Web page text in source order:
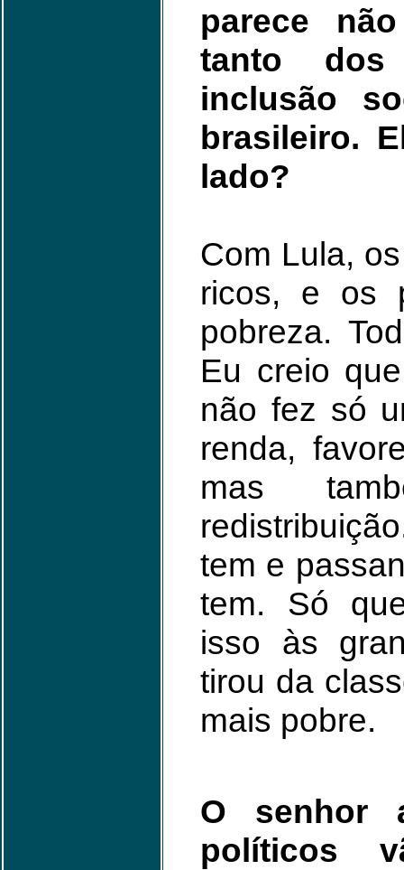
parece
tanto dos
inclusão
brasileiro.
lado?
Com Lula,
ricos, e os
pobreza.
Eu creio
não fez só
renda,
mas
tem e
tem. Só
isso às
tirou da
mais pobre.
O senhor
políticos